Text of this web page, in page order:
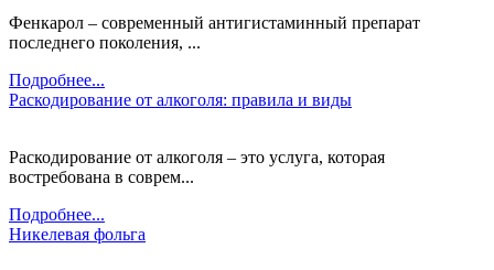
Фенкарол – современный антигистаминный препарат
последнего поколения, ...
Подробнее...
Раскодирование от алкоголя: правила и виды
Раскодирование от алкоголя – это услуга, которая
востребована в соврем...
Подробнее...
Никелевая фольга